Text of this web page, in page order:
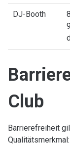
DJ-Booth
Club
Barrierefreiheit